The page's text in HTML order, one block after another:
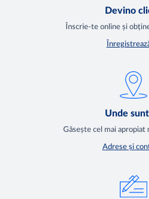
Devino
Înscrie-te online și
Unde
Găsește cel mai apropiat
Adrese și